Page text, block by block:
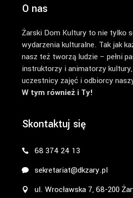
O nas
Żarski Dom Kultury to nie tylko
wydarzenia kulturalne. Tak jak
nasz też tworzą ludzie – pełni
instruktorzy i animatorzy
uczestnicy zajęć i odbiorcy
W tym również i Ty!
Skontaktuj się
68 374 24 13
sekretariat@dkzary.pl
ul. Wrocławska 7, 68-200